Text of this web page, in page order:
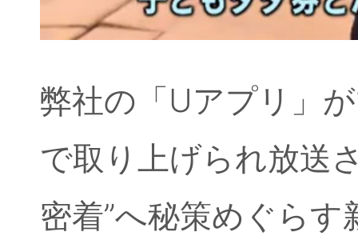
弊社の「Uアプリ」
で取り上げられ放送
密着”へ秘策めぐら